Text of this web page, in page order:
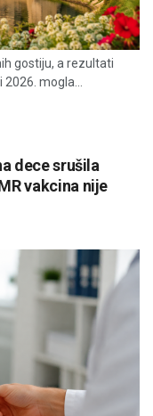
gostiju, a rezultati
mogla...
dece srušila
vakcina nije